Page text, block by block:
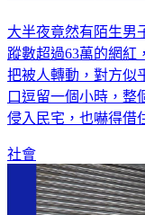
大半夜竟然有陌生男
蹤數超過63萬的網紅
把被人轉動，對方似
口逗留一個小時，整
侵入民宅，也嚇得借
社會